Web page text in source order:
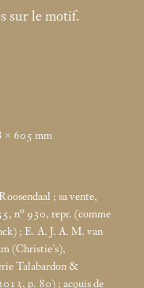
sur le motif.
× 605 mm
; sa vente,
n° 930, repr. (comme
; E. A. J. A. M. van
(Christie’s),
Talabardon &
p. 80) ; acquis de